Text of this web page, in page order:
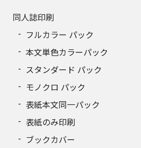
200
210
220
230
240
250
同人誌印刷
フルカラー パック
本文単色カラーパック
スタンダード パック
モノクロ パック
表紙本文同一パック
表紙のみ印刷
ブックカバー